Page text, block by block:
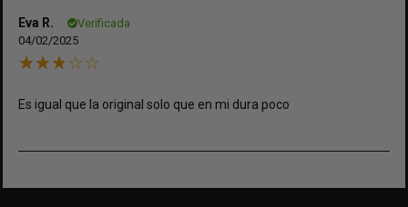
Eva R.
Verificada
04/02/2025
Es igual que la original solo que en mi dura poco